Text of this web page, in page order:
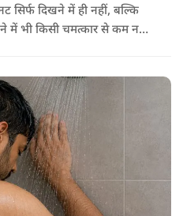
सिर्फ दिखने में ही नहीं, बल्कि
में भी किसी चमत्कार से कम नहीं
होते हैं। आइए विस्तार से जानते
है ज़रूरी।